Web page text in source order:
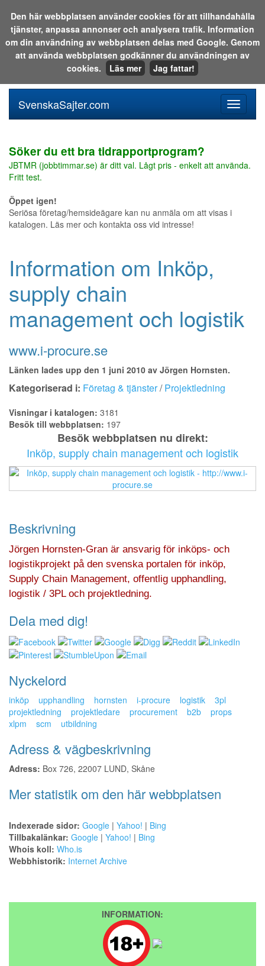
Sök i katalogen eller på webben:
meny
SvenskaSajter.com
Söker du ett bra tidrapportprogram?
JBTMR (jobbtimmar.se) är ditt val. Lågt pris - enkelt att använda.
Fritt test.
Öppet igen!
Seriösa företag/hemsideägare kan nu anmäla om att visas i
katalogen. Läs mer och kontakta oss vid intresse!
Information om Inköp,
supply chain
management och logistik
www.i-procure.se
Länken lades upp den 1 juni 2010 av Jörgen Hornsten.
Kategoriserad i: Företag & tjänster/Projektledning
Visningar i katalogen: 3181
Besök till webbplatsen: 197
Besök webbplatsen nu direkt:
Inköp, supply chain management och logistik
Beskrivning
Jörgen Hornsten-Gran är ansvarig för inköps- och
logistikprojekt på den svenska portalen för inköp,
Supply Chain Management, offentlig upphandling,
logistik / 3PL och projektledning.
Dela med dig!
Nyckelord
inköp upphandling hornsten i-procure logistik
3pl
projektledning
projektledare procurement b2b
props
xlpm
scm utbildning
Adress & vägbeskrivning
Adress: Box 726, 22007 LUND, Skåne
Mer statistik om den här webbplatsen
Indexerade sidor: Google | Yahoo! | Bing
Tillbakalänkar: Google | Yahoo! | Bing
Whois koll: Who.is
Webbhistorik: Internet Archive
INFORMATION:
Den här webbplatsen använder cookies för att tillhandahålla
tjänster, anpassa annonser och analysera trafik. Information
om din användning av webbplatsen delas med Google. Genom
att använda webbplatsen godkänner du användningen av
cookies.
Läs mer Jag fattar!